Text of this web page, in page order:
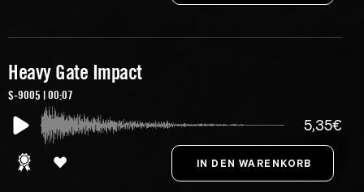
Heavy Gate Impact
S-9005 | 00:07
5,35€